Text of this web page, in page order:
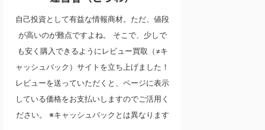
自己投資として有益な情報商材。ただ、値段
が高いのが難点ですよね。 そこで、少しで
も安く購入できるようにレビュー買取（≠キ
ャッシュバック）サイトを立ち上げました！
レビューを送っていただくと、ページに表示
している価格をお支払いしますのでご活用く
ださい。 ※キャッシュバックとは異なります